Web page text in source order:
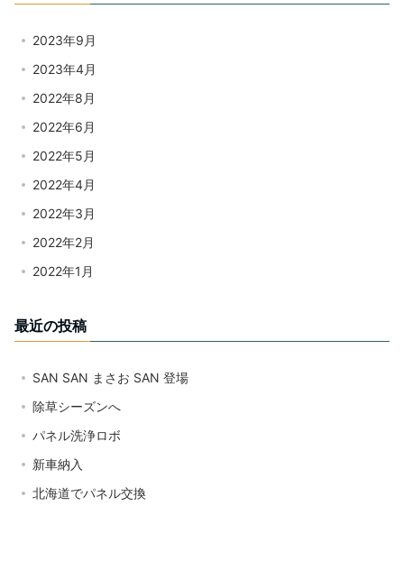
2023年9月
2023年4月
2022年8月
2022年6月
2022年5月
2022年4月
2022年3月
2022年2月
2022年1月
最近の投稿
SAN SAN まさお SAN 登場
除草シーズンへ
パネル洗浄ロボ
新車納入
北海道でパネル交換